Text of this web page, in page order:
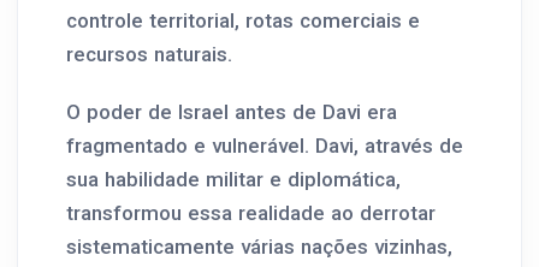
controle territorial, rotas comerciais e
recursos naturais.
O poder de Israel antes de Davi era
fragmentado e vulnerável. Davi, através de
sua habilidade militar e diplomática,
transformou essa realidade ao derrotar
sistematicamente várias nações vizinhas,